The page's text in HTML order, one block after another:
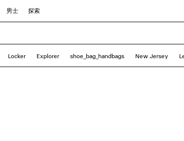
男士 探索
Locker Explorer shoe_bag_handbags New Jersey